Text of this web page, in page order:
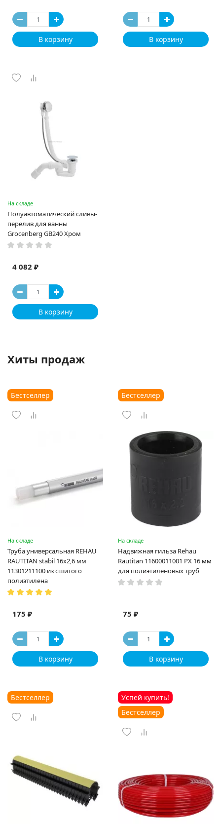
В корзину В корзину
На складе
Полуавтоматический сливы-
перелив для ванны
Grocenberg GB240 Хром
4 082 ₽
В корзину
Хиты продаж
Бестселлер
На складе
Труба универсальная REHAU
RAUTITAN stabil 16х2,6 мм
11301211100 из сшитого
полиэтилена
175 ₽
В корзину
Бестселлер
На складе
Надвижная гильза Rehau
Rautitan 11600011001 PX 16 мм
для полиэтиленовых труб
75 ₽
В корзину
Бестселлер
Успей купить!
Бестселлер